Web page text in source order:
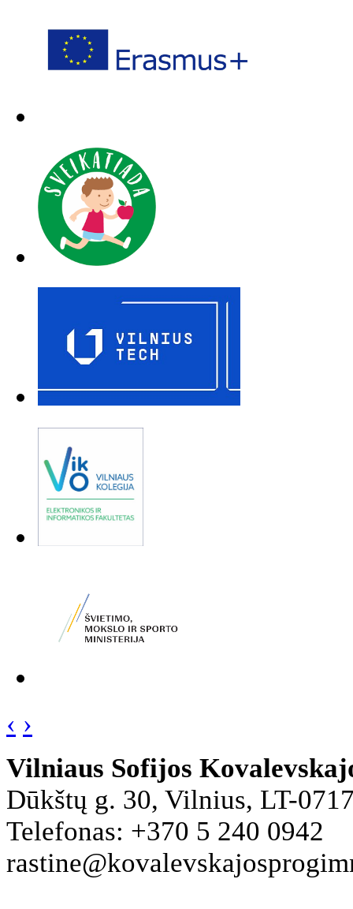
‹ ›
Vilniaus Sofijos
Dūkštų g. 30, Vilnius, LT-
Telefonas: +370 5 240 0942